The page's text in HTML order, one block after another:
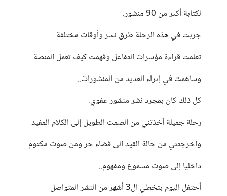
لكتابة أكثر من 90 منشور.
جربت في هذه الرحلة طرق نشر وأوقات مختلفة
تعلمت قراءة مؤشرات التفاعل وفهمت كيف تعمل المنصة
وساهمت في إثراء العديد من المنشورات..
كل ذلك كان بمجرد نشر منشور عفوي.
رحلة جميلة أخذتني من الصمت الطويل إلى الكلام المفيد
وأخرجتني من حالة القيد إلى فضاء حر ومن صوت مكتوم
داخليا إلى صوت مسموع ومفهوم..
أحتفل اليوم بتخطي ال3 أشهر من النشر المتواصل